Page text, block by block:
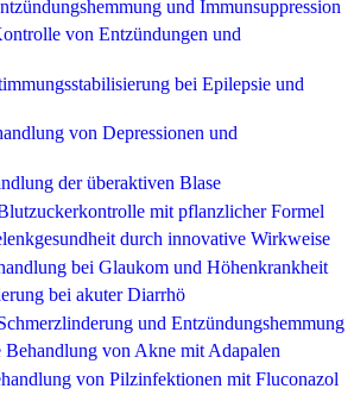
und Immunsuppression
von Entzündungen und
bei Epilepsie und
von Depressionen und
der überaktiven Blase
mit pflanzlicher Formel
durch innovative Wirkweise
bei Glaukom und Höhenkrankheit
bei akuter Diarrhö
und Entzündungshemmung
von Akne mit Adapalen
von Pilzinfektionen mit Fluconazol